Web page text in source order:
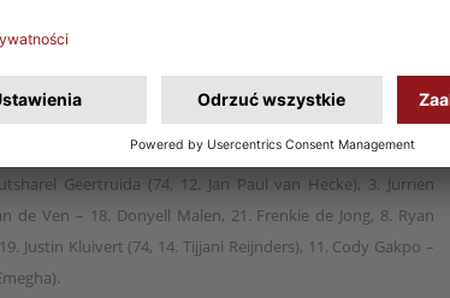
(81, 15. Paweł Wszołek), 5. Jan Ziółkowski, 4. Tomasz
– 13. Jakub Kamiński (90, 6. Filip Rózga), 20. Sebastian
Piotr Zieliński, 21. Nicola Zalewski (82, 11. Kamil Grosicki) – 9.
Geertruida (74, 12. Jan Paul van Hecke), 3. Jurrien
de Ven – 18. Donyell Malen, 21. Frenkie de Jong, 8. Ryan
Justin Kluivert (74, 14. Tijjani Reijnders), 11. Cody Gakpo –